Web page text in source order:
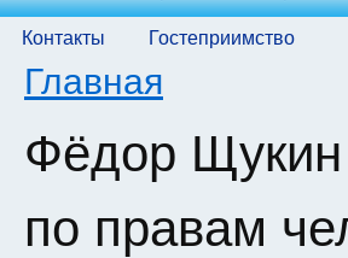
Контакты Гостеприимство
Вы здесь
Главная
Фёдор
по правам